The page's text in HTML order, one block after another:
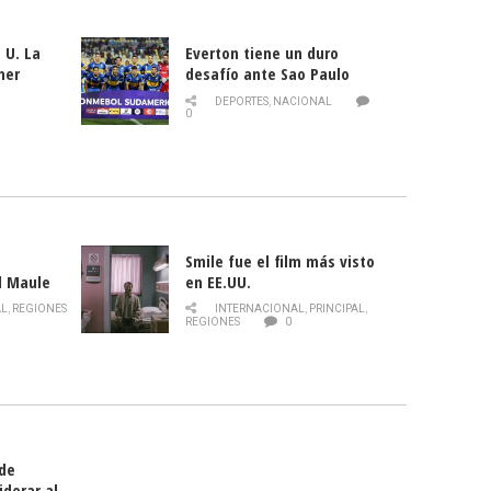
La
Everton tiene un duro
desafío ante Sao Paulo
DEPORTES, NACIONAL
0
Maule
de la
, REGIONES
Smile fue el film más visto
en EE.UU.
INTERNACIONAL, PRINCIPAL,
REGIONES
0